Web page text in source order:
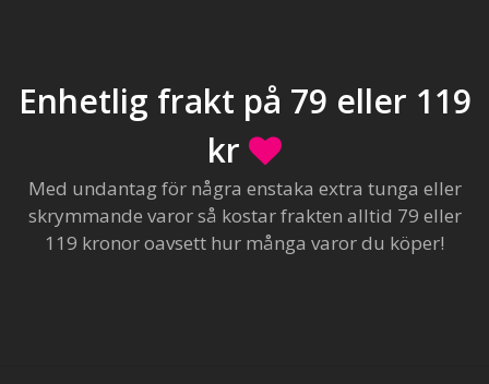
Enhetlig frakt på 79 eller 119
kr
Med undantag för några enstaka extra tunga eller
skrymmande varor så kostar frakten alltid 79 eller
119 kronor oavsett hur många varor du köper!